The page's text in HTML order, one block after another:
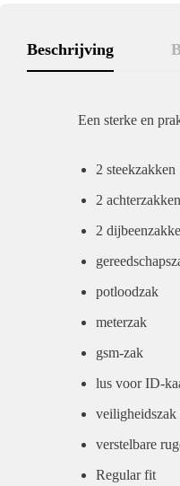
Beschrijving
Een sterke en
2 steekzakken
2
2
potloodzak
meterzak
gsm-zak
lus voor ID-
verstelbare
Regular fit